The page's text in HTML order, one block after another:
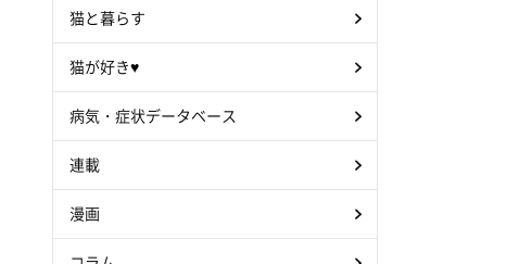
猫と暮らす
猫が好き♥
病気・症状データベース
連載
漫画